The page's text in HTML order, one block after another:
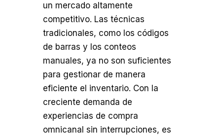
un mercado altamente
competitivo. Las técnicas
tradicionales, como los códigos
de barras y los conteos
manuales, ya no son suficientes
para gestionar de manera
eficiente el inventario. Con la
creciente demanda de
experiencias de compra
omnicanal sin interrupciones, es